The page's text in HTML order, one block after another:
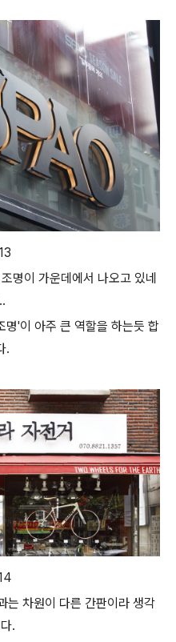
명이 가운데에서 나오고 있네
명'이 아주 큰 역할을 하는듯 합
.
는 차원이 다른 간판이라 생각
.